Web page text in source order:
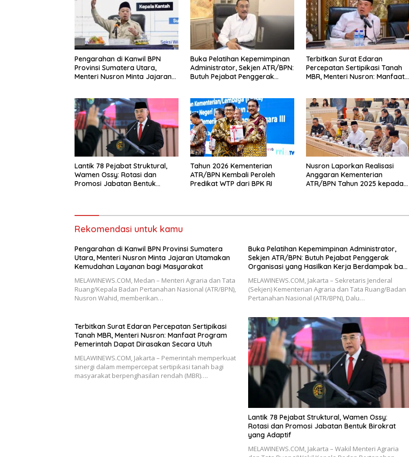
Pengarahan di Kanwil BPN
Provinsi Sumatera Utara,
Menteri Nusron Minta Jajaran
Buka Pelatihan Kepemimpinan
Administrator, Sekjen ATR/BPN:
Butuh Pejabat Penggerak
Terbitkan Surat Edaran
Percepatan Sertipikasi Tanah
MBR, Menteri Nusron: Manfaat
Lantik 78 Pejabat Struktural,
Wamen Ossy: Rotasi dan
Promosi Jabatan Bentuk
Tahun 2026 Kementerian
ATR/BPN Kembali Peroleh
Predikat WTP dari BPK RI
Nusron Laporkan Realisasi
Anggaran Kementerian
ATR/BPN Tahun 2025 kepada
Rekomendasi untuk kamu
Pengarahan di Kanwil BPN Provinsi Sumatera
Utara, Menteri Nusron Minta Jajaran Utamakan
Kemudahan Layanan bagi Masyarakat
MELAWINEWS.COM, Medan – Menteri Agraria dan Tata
Ruang/Kepala Badan Pertanahan Nasional (ATR/BPN),
Nusron Wahid, memberikan…
Buka Pelatihan Kepemimpinan Administrator,
Sekjen ATR/BPN: Butuh Pejabat Penggerak
Organisasi yang Hasilkan Kerja Berdampak bagi
MELAWINEWS.COM, Jakarta – Sekretaris Jenderal
(Sekjen) Kementerian Agraria dan Tata Ruang/Badan
Pertanahan Nasional (ATR/BPN), Dalu…
Terbitkan Surat Edaran Percepatan Sertipikasi
Tanah MBR, Menteri Nusron: Manfaat Program
Pemerintah Dapat Dirasakan Secara Utuh
MELAWINEWS.COM, Jakarta – Pemerintah memperkuat
sinergi dalam mempercepat sertipikasi tanah bagi
masyarakat berpenghasilan rendah (MBR)….
Lantik 78 Pejabat Struktural, Wamen Ossy:
Rotasi dan Promosi Jabatan Bentuk Birokrat
yang Adaptif
MELAWINEWS.COM, Jakarta – Wakil Menteri Agraria